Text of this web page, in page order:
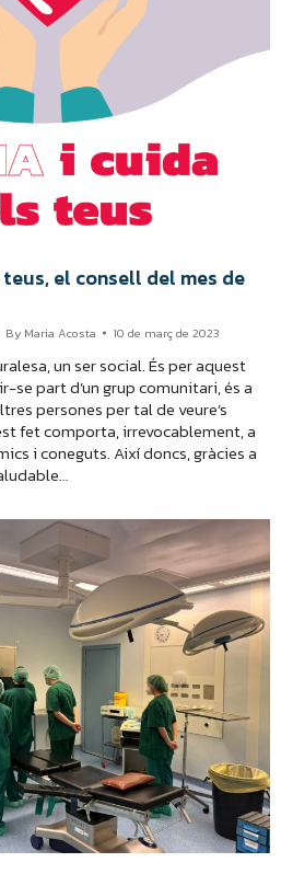
el consell del mes de
By Maria Acosta 10 de març de 2023
un ser social. És per aquest
se part d’un grup comunitari, és a
persones per tal de veure’s
fet comporta, irrevocablement, a
i coneguts. Així doncs, gràcies a